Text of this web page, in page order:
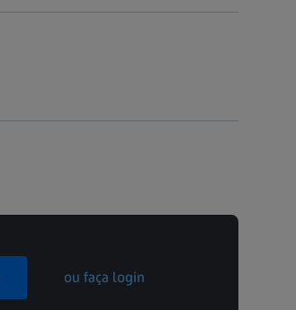
ou faça login